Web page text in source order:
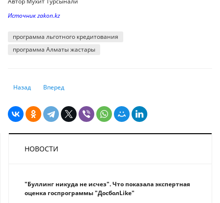
Источник zakon.kz
программа льготного кредитования
программа Алматы жастары
Предыдущий: Мошенники от имени ЕНПФ рассылают сообщения
Назад Следующий: Назван средний размер банковских вкладов
Вперед
НОВОСТИ
"Буллинг никуда не исчез". Что показала экспертная
оценка госпрограммы "ДосболLike"